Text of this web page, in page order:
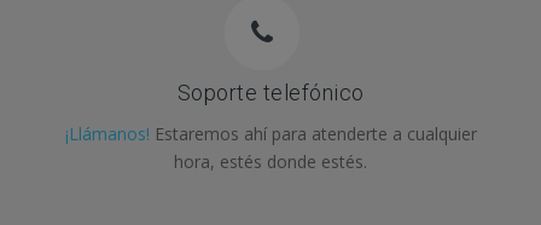
Soporte telefónico
¡Llámanos! Estaremos ahí para atenderte a cualquier
hora, estés donde estés.